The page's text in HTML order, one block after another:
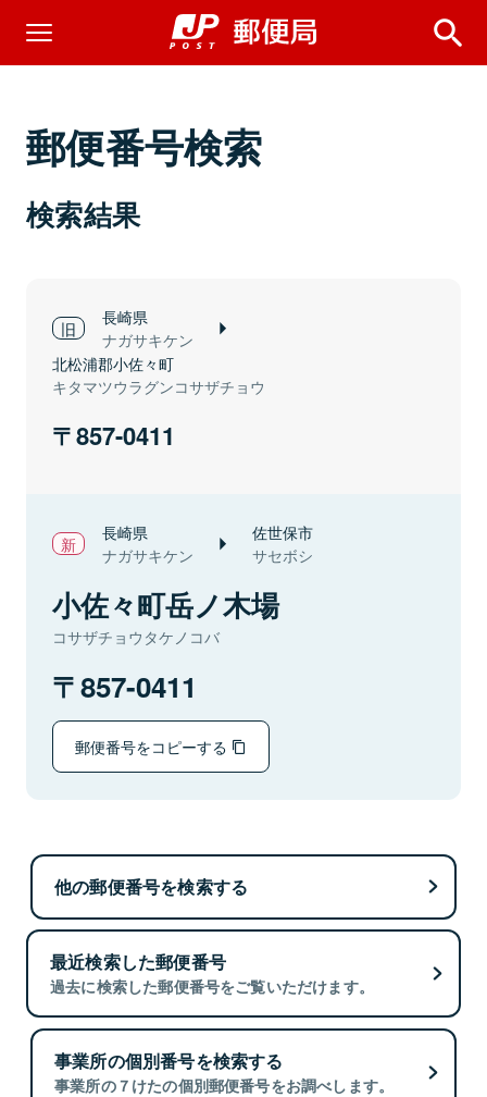
郵便番号検索
検索結果
長崎県
ナガサキケン
北松浦郡小佐々町
キタマツウラグンコサザチョウ
857-0411
長崎県
ナガサキケン
佐世保市
サセボシ
小佐々町岳ノ木場
コサザチョウタケノコバ
857-0411
郵便番号をコピーする
他の郵便番号を検索する
最近検索した郵便番号
過去に検索した郵便番号をご覧いただけます。
事業所の個別番号を検索する
事業所の７けたの個別郵便番号をお調べします。